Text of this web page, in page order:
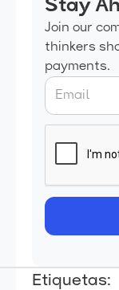
Stay
Join our
thinkers
payments.
Etiquetas: